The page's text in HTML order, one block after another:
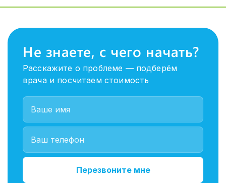
Не знаете, с чего начать?
Расскажите о проблеме — подберём
врача и посчитаем стоимость
Перезвоните мне